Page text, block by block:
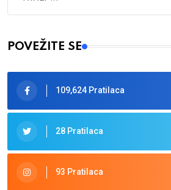
Type 2 or more characters for results.
POVEŽITE SE
109,624 Pratilaca
28 Pratilaca
93 Pratilaca